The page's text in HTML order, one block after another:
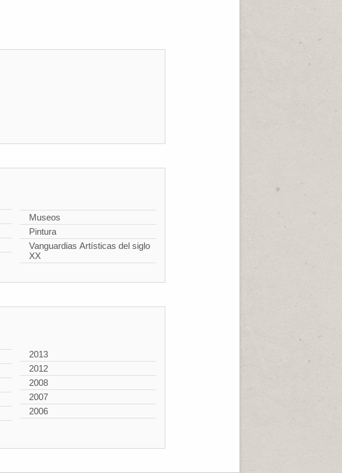
Museos
Pintura
Vanguardias Artísticas del siglo
XX
2013
2012
2008
2007
2006